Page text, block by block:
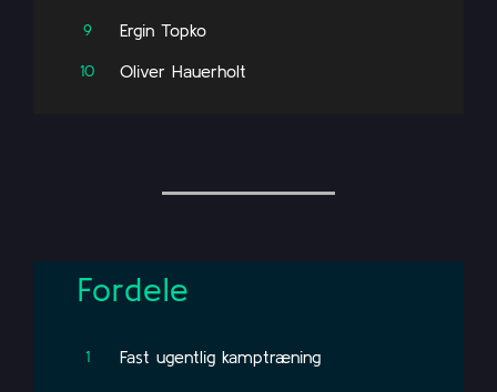
9 Ergin Topko
10 Oliver Hauerholt
Fordele
1 Fast ugentlig kamptræning